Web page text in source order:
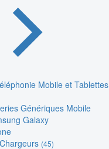
Mobile et Tablettes
Génériques Mobile
Galaxy
(45)